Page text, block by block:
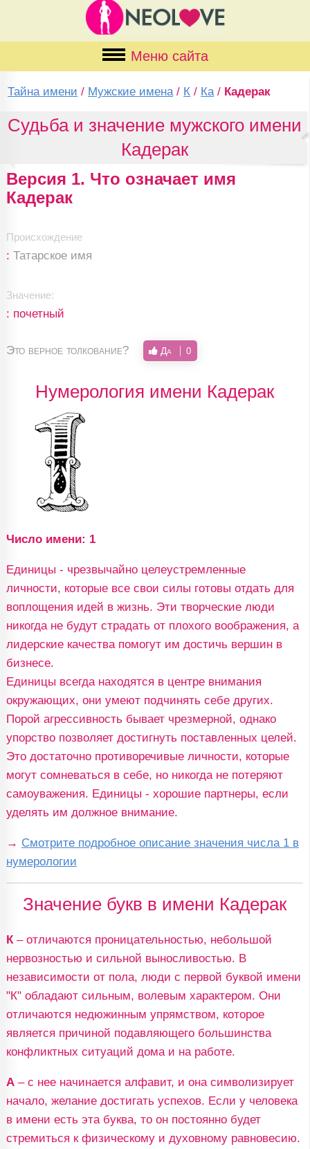
Меню сайта
Тайна имени / Мужские имена / К / Ка / Кадерак
Судьба и значение мужского имени
Кадерак
Версия 1. Что означает имя
Кадерак
Происхождение
: Татарское имя
Значение:
: почетный
Это верное толкование? Да 0
Нумерология имени Кадерак
Число имени: 1
Единицы - чрезвычайно целеустремленные
личности, которые все свои силы готовы отдать для
воплощения идей в жизнь. Эти творческие люди
никогда не будут страдать от плохого воображения, а
лидерские качества помогут им достичь вершин в
бизнесе.
Единицы всегда находятся в центре внимания
окружающих, они умеют подчинять себе других.
Порой агрессивность бывает чрезмерной, однако
упорство позволяет достигнуть поставленных целей.
Это достаточно противоречивые личности, которые
могут сомневаться в себе, но никогда не потеряют
самоуважения. Единицы - хорошие партнеры, если
уделять им должное внимание.
→ Смотрите подробное описание значения числа 1 в
нумерологии
Значение букв в имени Кадерак
К– отличаются проницательностью, небольшой
нервозностью и сильной выносливостью. В
независимости от пола, люди с первой буквой имени
"К" обладают сильным, волевым характером. Они
отличаются недюжинным упрямством, которое
является причиной подавляющего большинства
конфликтных ситуаций дома и на работе.
А– с нее начинается алфавит, и она символизирует
начало, желание достигать успехов. Если у человека
в имени есть эта буква, то он постоянно будет
стремиться к физическому и духовному равновесию.